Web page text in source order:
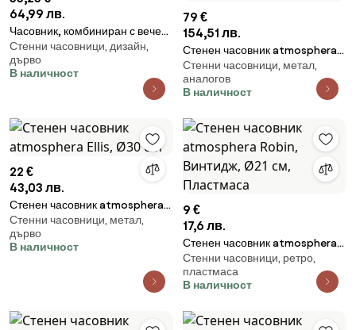
64,99 лв.
Часовник, комбиниран с вечен
календар /модел L030021/
Стенни часовници, дизайн,
дърво
В наличност
79 €
154,51 лв.
Стенен часовник atmosphera
Giuliana, Механизъм, Ø50 см,
Метал
Стенни часовници, метал,
аналогов
В наличност
22 €
43,03 лв.
Стенен часовник atmosphera
Ellis, Ø30 cm
Стенни часовници, метал,
дърво
В наличност
9 €
17,6 лв.
Стенен часовник atmosphera
Robin, Винтидж, Ø21 см,
Пластмаса
Стенни часовници, ретро,
пластмаса
В наличност